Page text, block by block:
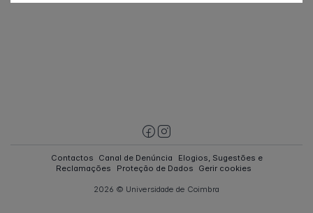
2026 © Universidade de Coimbra
Contactos Canal de Denúncia
Elogios, Sugestões e
Reclamações
Proteção de Dados Gerir cookies